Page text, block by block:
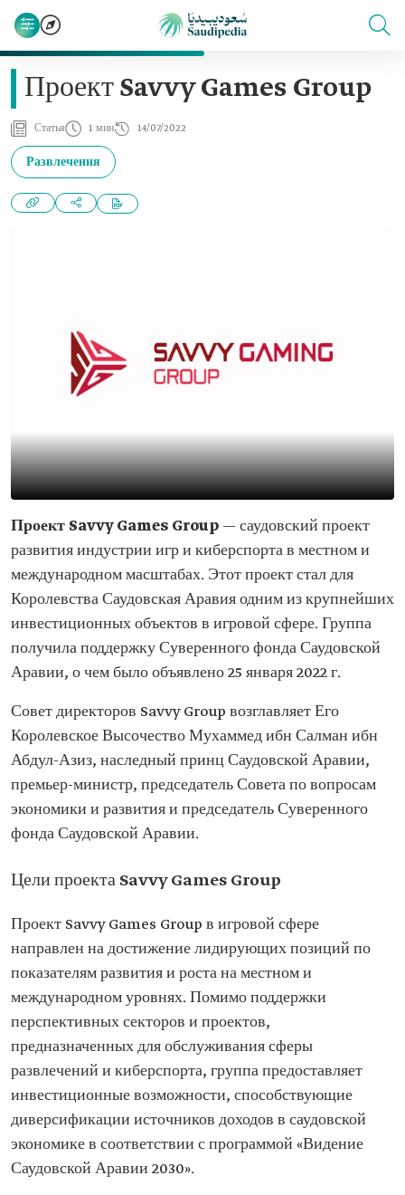
Проект Savvy Games Group
Статья 1 мин 14/07/2022
Развлечения
Проект Savvy Games Group — саудовский проект
развития индустрии игр и киберспорта в местном и
международном масштабах. Этот проект стал для
Королевства Саудовская Аравия одним из крупнейших
инвестиционных объектов в игровой сфере. Группа
получила поддержку Суверенного фонда Саудовской
Аравии, о чем было объявлено 25 января 2022 г.
Совет директоров Savvy Group возглавляет Его
Королевское Высочество Мухаммед ибн Салман ибн
Абдул-Азиз, наследный принц Саудовской Аравии,
премьер-министр, председатель Совета по вопросам
экономики и развития и председатель Суверенного
фонда Саудовской Аравии.
Цели проекта Savvy Games Group
Проект Savvy Games Group в игровой сфере
направлен на достижение лидирующих позиций по
показателям развития и роста на местном и
международном уровнях. Помимо поддержки
перспективных секторов и проектов,
предназначенных для обслуживания сферы
развлечений и киберспорта, группа предоставляет
инвестиционные возможности, способствующие
диверсификации источников доходов в саудовской
экономике в соответствии с программой «Видение
Саудовской Аравии 2030».